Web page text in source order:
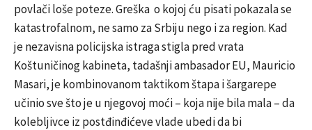
povlači loše poteze. Greška o kojoj ću pisati pokazala se
katastrofalnom, ne samo za Srbiju nego i za region. Kad
je nezavisna policijska istraga stigla pred vrata
Koštuničinog kabineta, tadašnji ambasador EU, Mauricio
Masari, je kombinovanom taktikom štapa i šargarepe
učinio sve što je u njegovoj moći – koja nije bila mala – da
kolebljivce iz postđinđićeve vlade ubedi da bi